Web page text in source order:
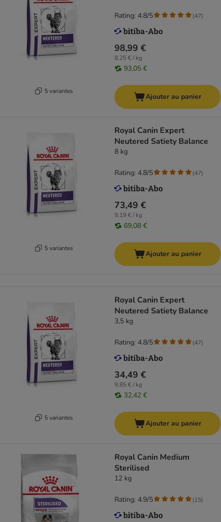
5 variantes
98,99 €
8,25 € / kg
93,05 €
Rating: 4.8/5 (47)
Ajouter au panier
5 variantes
Royal Canin Expert
Neutered Satiety Balance
8 kg
73,49 €
9,19 € / kg
69,08 €
Rating: 4.8/5 (47)
Ajouter au panier
5 variantes
Royal Canin Expert
Neutered Satiety Balance
3,5 kg
34,49 €
9,85 € / kg
32,42 €
Rating: 4.8/5 (47)
Ajouter au panier
Royal Canin Medium
Sterilised
12 kg
Rating: 4.9/5 (15)